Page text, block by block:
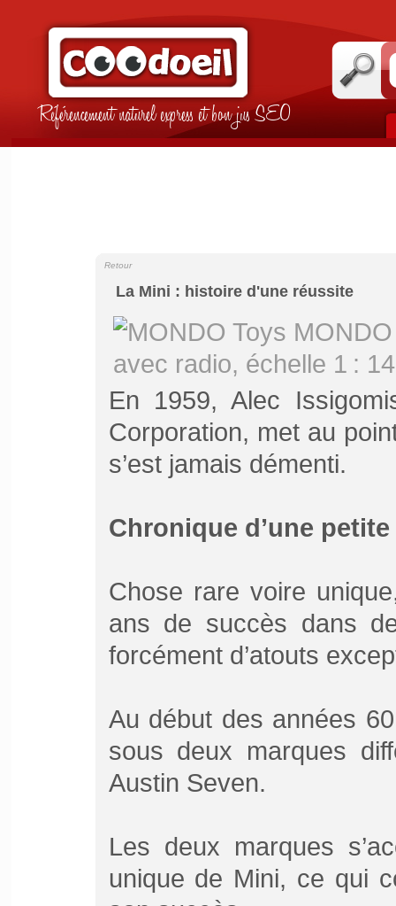
Référencement naturel express et bon jus SEO
La Mini : histoire d'une réussite
Retour
En 1959, Alec
Corporation, met au
s’est jamais démenti.
Chronique d’une
Chose rare voire
ans de succès dans
forcément d’atouts
Au début des années
sous deux marques
Austin Seven.
Les deux marques
unique de Mini, ce qui